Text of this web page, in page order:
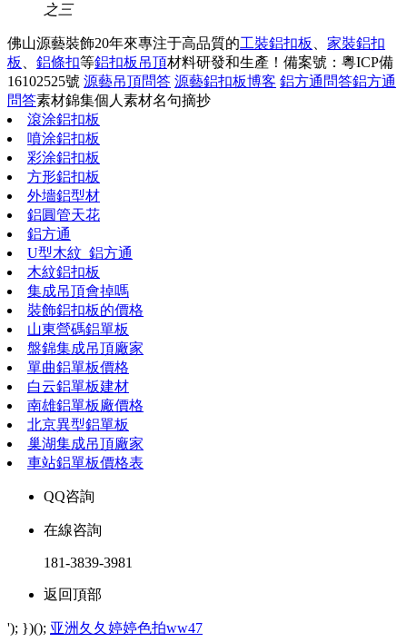
之三
佛山源藝裝飾20年來專注于高品質的工裝鋁扣板
家裝鋁扣
板
鋁條扣等鋁扣板吊頂材料研發和生產！ 備案號：粵ICP備
16102525號 源藝吊頂問答 源藝鋁扣板博客 鋁方通問答鋁方通
問答素材錦集個人素材名句摘抄
滾涂鋁扣板
噴涂鋁扣板
彩涂鋁扣板
方形鋁扣板
外墻鋁型材
鋁圓管天花
鋁方通
U型木紋_鋁方通
木紋鋁扣板
集成吊頂會掉嗎
裝飾鋁扣板的價格
山東營碼鋁單板
盤錦集成吊頂廠家
單曲鋁單板價格
白云鋁單板建材
南雄鋁單板廠價格
北京異型鋁單板
巢湖集成吊頂廠家
車站鋁單板價格表
QQ咨詢
在線咨詢
181-3839-3981
返回頂部
'); })(); 亚洲夂夂婷婷色拍ww47